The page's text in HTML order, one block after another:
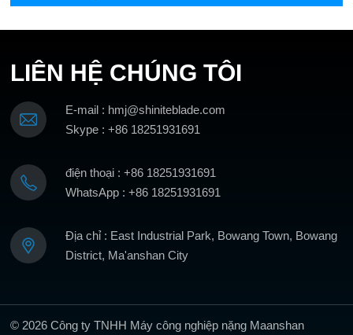
LIÊN HỆ CHÚNG TÔI
E-mail : hmj@shiniteblade.com
Skype : +86 18251931691
điện thoại : +86 18251931691
WhatsApp : +86 18251931691
Địa chỉ : East Industrial Park, Bowang Town, Bowang
District, Ma'anshan City
© 2026 Công ty TNHH Máy công nghiệp nặng Maanshan